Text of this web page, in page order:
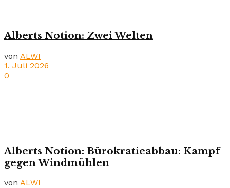
Alberts Notion: Zwei Welten
von ALWI
1. Juli 2026
0
Alberts Notion: Bürokratieabbau: Kampf
gegen Windmühlen
von ALWI